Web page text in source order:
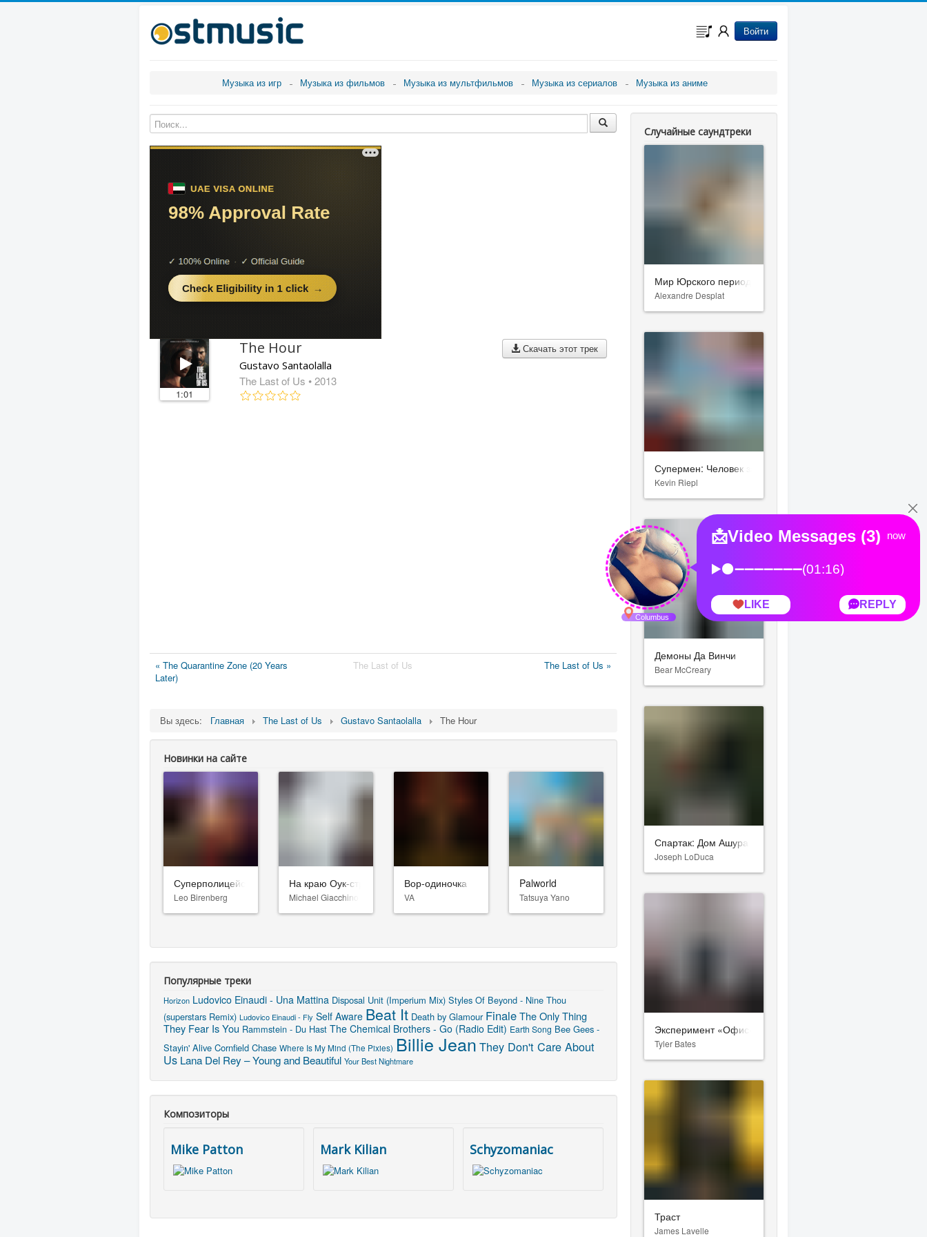
Войти
Музыка из игр Музыка из фильмов Музыка из мультфильмов Музыка из сериалов Музыка из аниме
1:01
Скачать этот трек
The Hour
Gustavo Santaolalla
The Last of Us • 2013
« The Quarantine Zone (20 Years
Later)
The Last of Us The Last of Us »
Вы здесь: Главная The Last of Us Gustavo Santaolalla The Hour
Новинки на сайте
Суперполицейские 3
Leo Birenberg
На краю Оук-стрит
Michael Giacchino
Вор-одиночка
VA
Palworld
Tatsuya Yano
Популярные треки
Horizon Ludovico Einaudi - Una Mattina Disposal Unit (Imperium Mix) Styles Of Beyond - Nine Thou
(superstars Remix) Ludovico Einaudi - Fly Self Aware Beat It Death by Glamour FinaleThe Only Thing
They Fear Is You Rammstein - Du Hast The Chemical Brothers - Go (Radio Edit) Earth Song Bee Gees -
Stayin' Alive Cornfield Chase Where Is My Mind (The Pixies) Billie Jean They Don't Care About
Us Lana Del Rey – Young and Beautiful Your Best Nightmare
Композиторы
Mike Patton Mark Kilian Schyzomaniac
Случайные саундтреки
Мир Юрского периода: Возрождение
Alexandre Desplat
Супермен: Человек завтрашнего дня
Kevin Riepl
Демоны Да Винчи
Bear McCreary
Спартак: Дом Ашура
Joseph LoDuca
Эксперимент «Офис»
Tyler Bates
Траст
James Lavelle